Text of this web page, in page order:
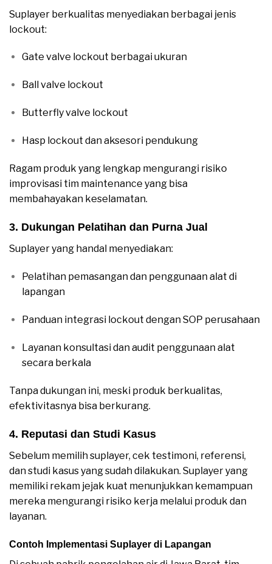
Suplayer berkualitas menyediakan berbagai jenis
lockout:
Gate valve lockout berbagai ukuran
Ball valve lockout
Butterfly valve lockout
Hasp lockout dan aksesori pendukung
Ragam produk yang lengkap mengurangi risiko
improvisasi tim maintenance yang bisa
membahayakan keselamatan.
3. Dukungan Pelatihan dan Purna Jual
Suplayer yang handal menyediakan:
Pelatihan pemasangan dan penggunaan alat di
lapangan
Panduan integrasi lockout dengan SOP perusahaan
Layanan konsultasi dan audit penggunaan alat
secara berkala
Tanpa dukungan ini, meski produk berkualitas,
efektivitasnya bisa berkurang.
4. Reputasi dan Studi Kasus
Sebelum memilih suplayer, cek testimoni, referensi,
dan studi kasus yang sudah dilakukan. Suplayer yang
memiliki rekam jejak kuat menunjukkan kemampuan
mereka mengurangi risiko kerja melalui produk dan
layanan.
Contoh Implementasi Suplayer di Lapangan